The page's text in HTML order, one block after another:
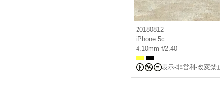
20180812
iPhone 5c
4.10mm f/2.40
表示-非営利-改変禁